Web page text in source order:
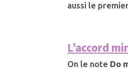
aussi le
L’accord
On le note Do